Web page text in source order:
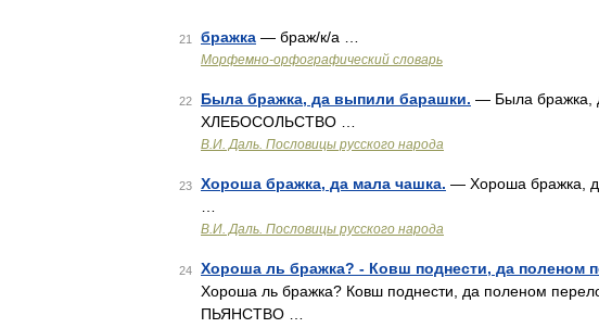
21 бражка — браж/к/а …
Морфемно-орфографический словарь
22 Была бражка, да выпили барашки. — Была бражка,
ХЛЕБОСОЛЬСТВО …
В.И. Даль. Пословицы русского народа
23 Хороша бражка, да мала чашка. — Хороша бражка,
В.И. Даль. Пословицы русского народа
24 Хороша ль бражка? - Ковш поднести, да поленом
Хороша ль бражка? Ковш поднести, да поленом
ПЬЯНСТВО …